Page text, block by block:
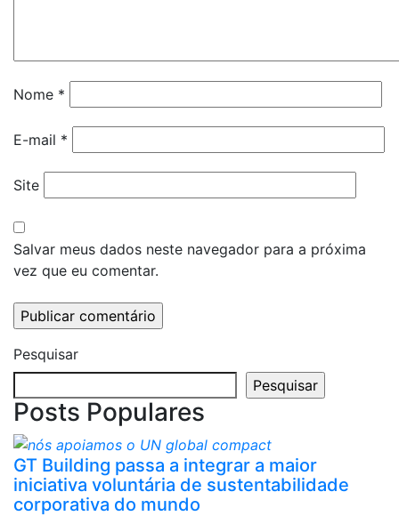
Nome *
E-mail *
Site
Salvar meus dados neste navegador para a próxima
vez que eu comentar.
Pesquisar
Pesquisar
Posts Populares
GT Building passa a integrar a maior
iniciativa voluntária de sustentabilidade
corporativa do mundo